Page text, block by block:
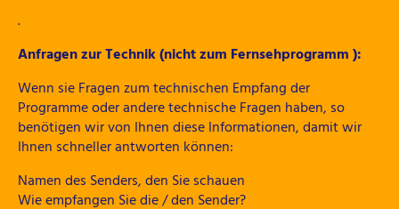
.
Anfragen zur Technik (nicht zum Fernsehprogramm):
Wenn sie Fragen zum technischen Empfang der
Programme oder andere technische Fragen haben, so
benötigen wir von Ihnen diese Informationen, damit wir
Ihnen schneller antworten können:
Namen des Senders, den Sie schauen
Wie empfangen Sie die / den Sender?